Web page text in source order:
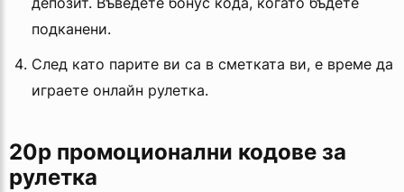
подканени.
След като парите ви са в сметката ви, е време да
играете онлайн рулетка.
20p промоционални кодове за
рулетка